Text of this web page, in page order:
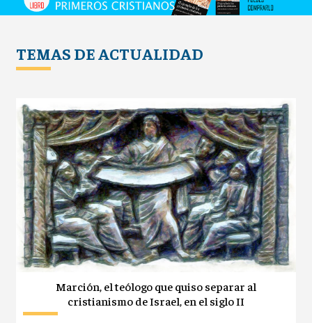
TEMAS DE ACTUALIDAD
Marción, el teólogo que quiso separar al
cristianismo de Israel, en el siglo II